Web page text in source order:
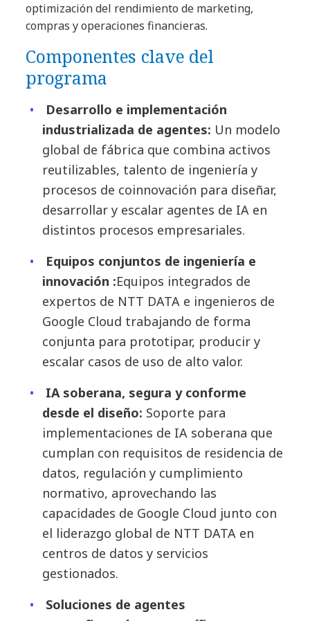
optimización del rendimiento de marketing,
compras y operaciones financieras.
Componentes clave del
programa
Desarrollo e implementación
industrializada de agentes: Un modelo
global de fábrica que combina activos
reutilizables, talento de ingeniería y
procesos de coinnovación para diseñar,
desarrollar y escalar agentes de IA en
distintos procesos empresariales.
Equipos conjuntos de ingeniería e
innovación :Equipos integrados de
expertos de NTT DATA e ingenieros de
Google Cloud trabajando de forma
conjunta para prototipar, producir y
escalar casos de uso de alto valor.
IA soberana, segura y conforme
desde el diseño: Soporte para
implementaciones de IA soberana que
cumplan con requisitos de residencia de
datos, regulación y cumplimiento
normativo, aprovechando las
capacidades de Google Cloud junto con
el liderazgo global de NTT DATA en
centros de datos y servicios
gestionados.
Soluciones de agentes